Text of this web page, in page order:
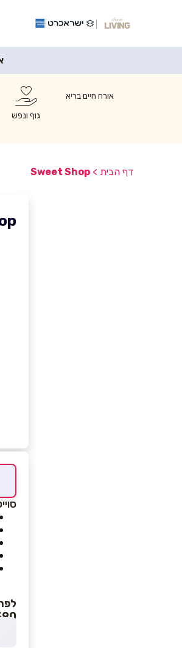
אורח חיים בריא
גוף ונפש
דף הבית >
Sweet Shop